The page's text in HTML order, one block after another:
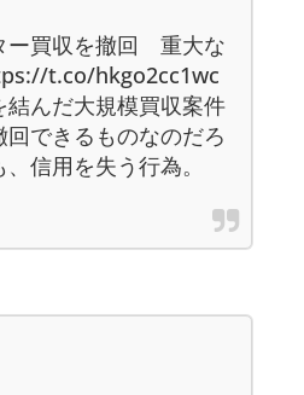
ー買収を撤回 重大な
t.co/hkgo2cc1wc
んだ大規模買収案件
できるものなのだろ
信用を失う行為。